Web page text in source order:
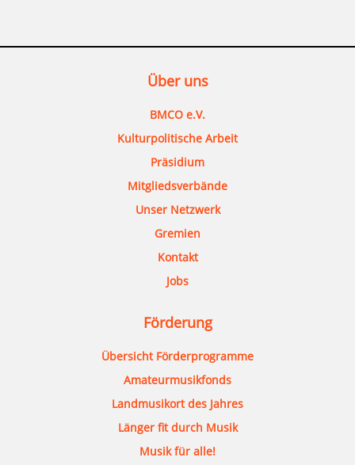
Über uns
BMCO e.V.
Kulturpolitische Arbeit
Präsidium
Mitgliedsverbände
Unser Netzwerk
Gremien
Kontakt
Jobs
Förderung
Übersicht Förderprogramme
Amateurmusikfonds
Landmusikort des Jahres
Länger fit durch Musik
Musik für alle!